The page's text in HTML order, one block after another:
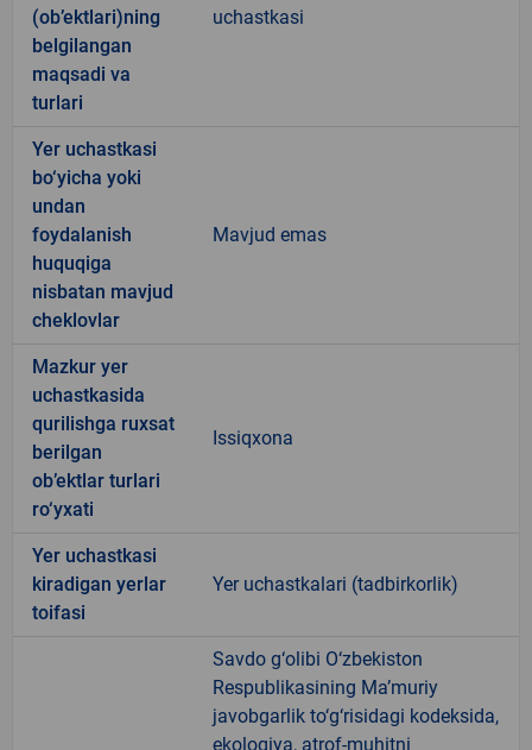
(ob’ektlari)ning
belgilangan
maqsadi va
turlari
uchastkasi
Yer uchastkasi
bo‘yicha yoki
undan
foydalanish
huquqiga
nisbatan mavjud
cheklovlar
Mavjud emas
Mazkur yer
uchastkasida
qurilishga ruxsat
berilgan
ob’ektlar turlari
ro‘yxati
Issiqxona
Yer uchastkasi
kiradigan yerlar
toifasi
Yer uchastkalari (tadbirkorlik)
Savdo g‘olibi O‘zbekiston
Respublikasining Ma’muriy
javobgarlik to‘g‘risidagi kodeksida,
ekologiya, atrof-muhitni